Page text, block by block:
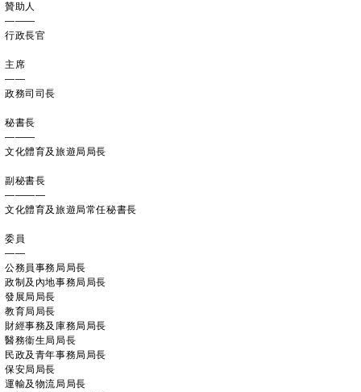
贊助人
———
行政長官
主席
——
政務司司長
秘書長
———
文化體育及旅遊局局長
副秘書長
————
文化體育及旅遊局常任秘書長
委員
——
公務員事務局局長
政制及內地事務局局長
發展局局長
教育局局長
財經事務及庫務局局長
醫務衞生局局長
民政及青年事務局局長
保安局局長
運輸及物流局局長